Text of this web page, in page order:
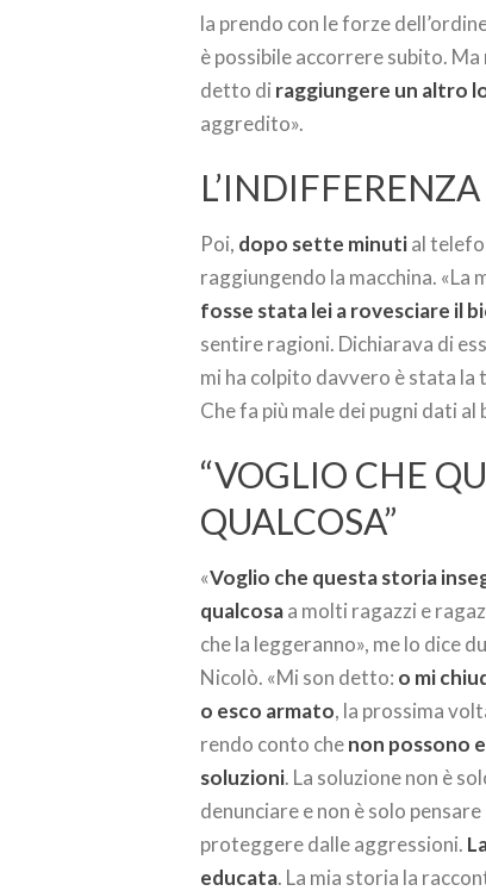
la prendo con le forze
è possibile accorrere subito.
detto di raggiungere un altro
aggredito».
Poi, dopo sette minutial
raggiungendo la macchina. «La
fosse stata lei a rovesciare il
sentire ragioni. Dichiarava di
mi ha colpito davvero è stata la
Che fa più male dei pugni dati al
“VOGLIO CHE
QUALCOSA”
«Voglio che questa storia
qualcosaa molti ragazzi e
che la leggeranno», me lo dice
Nicolò. «Mi son detto: o mi
o esco armato, la prossima
rendo conto chenon possono
soluzioni. La soluzione non è
denunciare e non è solo
proteggere dalle aggressioni.
educata. La mia storia la